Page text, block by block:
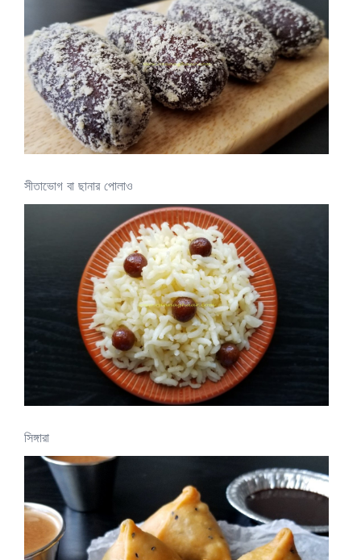
সীতাভোগ বা ছানার পোলাও
সিঙ্গারা